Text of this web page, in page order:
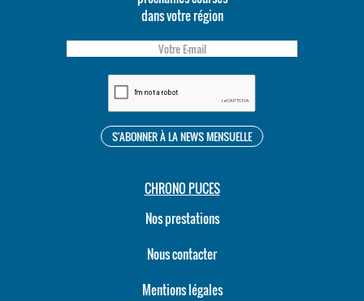
dans votre région
CHRONO PUCES
Nos prestations
Nous contacter
Mentions légales